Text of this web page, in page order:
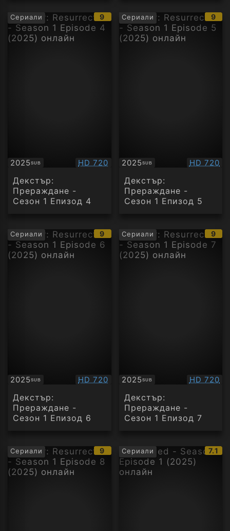
Сериали
IMDb
рейтинг:
9
2025SUB
Субтитри Качество:
HD 720
Декстър:
Прераждане -
Сезон 1 Епизод 4
Сериали 9
2025SUB
Субтитри HD 720
Декстър:
Прераждане -
Сезон 1 Епизод 5
Сериали
IMDb
рейтинг:
9
2025SUB
Субтитри Качество:
HD 720
Декстър:
Прераждане -
Сезон 1 Епизод 6
Сериали 9
2025SUB
Субтитри HD 720
Декстър:
Прераждане -
Сезон 1 Епизод 7
Сериали
IMDb
рейтинг:
9 Сериали
IMDb
7.1